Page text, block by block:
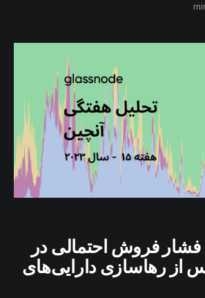
چه میزان از فاز نزولی فاصله گرفته و
فشار فروش احتمالی در
پس از رهاسازی دارایی‌های